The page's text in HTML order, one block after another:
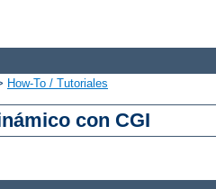
How-To / Tutoriales
con CGI